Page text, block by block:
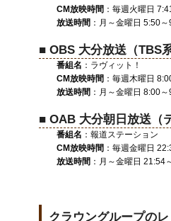
CM放映時間 ：毎週火曜日
放送時間 ：月～金曜日 5:50
■ OBS 大分放送（TBS系
番組名 ：ラヴィット！
CM放映時間 ：毎週木曜日
放送時間 ：月～金曜日 8:00
■ OAB 大分朝日放送（
番組名 ：報道ステーション
CM放映時間 ：毎週金曜日
放送時間 ：月～金曜日 21:54
クラウングループの